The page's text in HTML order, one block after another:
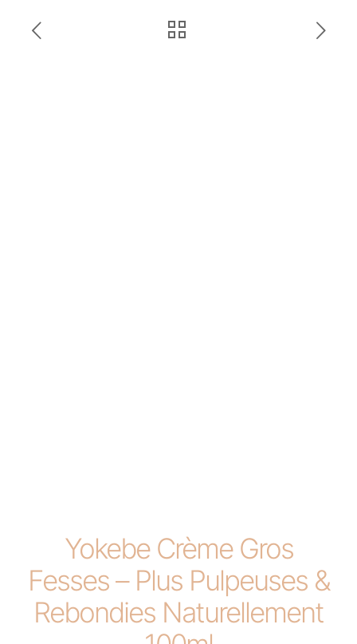
Yokebe Crème Gros
Fesses – Plus Pulpeuses &
Rebondies Naturellement